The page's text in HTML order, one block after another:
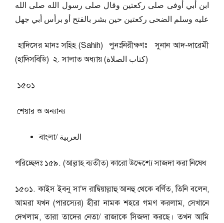
ابن أبي أوفى صلى ركعتين وقال صلى رسول الله صلى الله
عليه وسلم الضحى ركعتين حين بشر بالفتح أو برأس أبي جهل
হাদিসের মানঃ সহিহ (Sahih) পুনঃনিরীক্ষণঃ সুনান আদ-দারেমী
(হাদিসবিডি) ২. সালাত অধ্যায় (كتاب الصلاة)
১৫০১
শেয়ার ও অন্যান্য
বাংলা/ العربية
পরিচ্ছেদঃ ১৫৯. (আল্লাহ ব্যতীত) কারো উদ্দেশ্যে সাজদা করা নিষেধ
১৫০১. কাইস ইবনু সা’দ রাদ্বিয়াল্লাহু আনহু থেকে বর্ণিত, তিনি বলেন,
আমরা যখন (পারস্যের) হীরা নামক শহরে গমণ করলাম, সেখানে
দেখলাম, তারা তাদের নেতা/ রাজাকে সিজদা করছে। তখন আমি